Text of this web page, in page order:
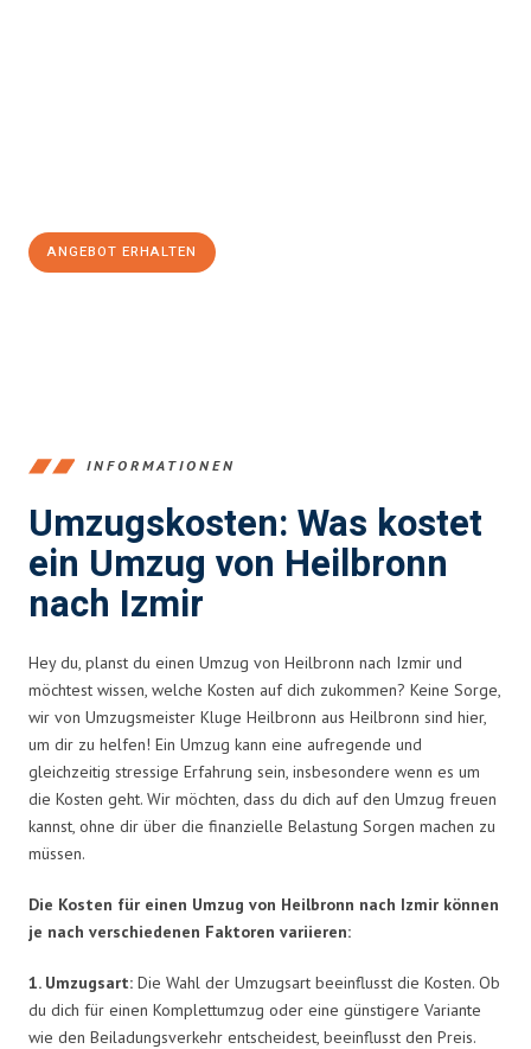
ANGEBOT ERHALTEN
INFORMATIONEN
Umzugskosten: Was kostet
ein Umzug von Heilbronn
nach Izmir
Hey du, planst du einen Umzug von Heilbronn nach Izmir und
möchtest wissen, welche Kosten auf dich zukommen? Keine Sorge,
wir von Umzugsmeister Kluge Heilbronn aus Heilbronn sind hier,
um dir zu helfen! Ein Umzug kann eine aufregende und
gleichzeitig stressige Erfahrung sein, insbesondere wenn es um
die Kosten geht. Wir möchten, dass du dich auf den Umzug freuen
kannst, ohne dir über die finanzielle Belastung Sorgen machen zu
müssen.
Die Kosten für einen Umzug von Heilbronn nach Izmir können
je nach verschiedenen Faktoren variieren:
1. Umzugsart: Die Wahl der Umzugsart beeinflusst die Kosten. Ob
du dich für einen Komplettumzug oder eine günstigere Variante
wie den Beiladungsverkehr entscheidest, beeinflusst den Preis.